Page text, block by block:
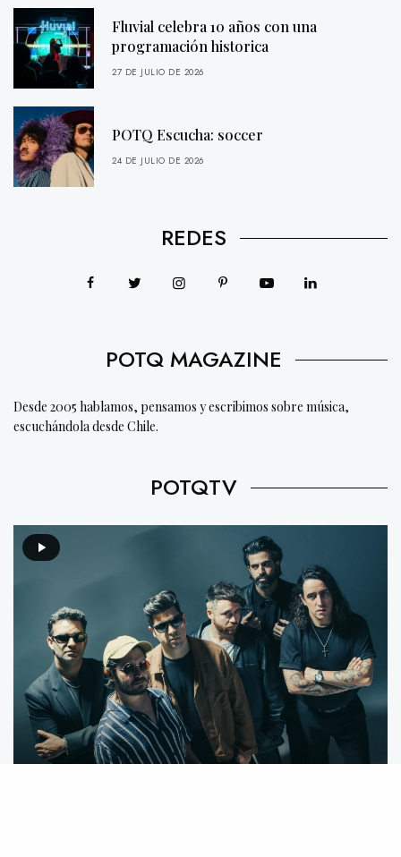
Fluvial celebra 10 años con una
programación historica
27 DE JULIO DE 2026
POTQ Escucha: soccer
24 DE JULIO DE 2026
REDES
POTQ MAGAZINE
Desde 2005 hablamos, pensamos y escribimos sobre música,
escuchándola desde Chile.
POTQTV